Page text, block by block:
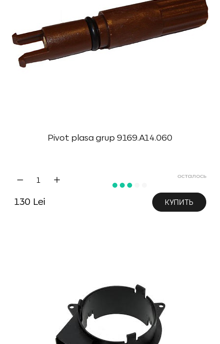
Pivot plasa grup 9169.A14.060
осталось
130 Lei КУПИТЬ